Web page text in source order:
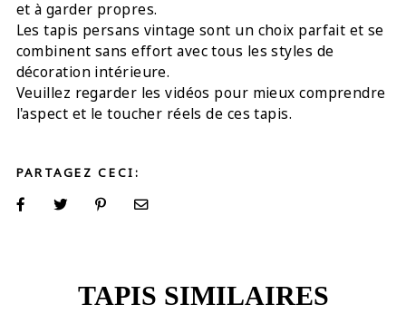
et à garder propres.
Les tapis persans vintage sont un choix parfait et se
combinent sans effort avec tous les styles de
décoration intérieure.
Veuillez regarder les vidéos pour mieux comprendre
l'aspect et le toucher réels de ces tapis.
PARTAGEZ CECI:
TAPIS SIMILAIRES